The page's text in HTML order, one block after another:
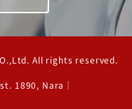
1890, Nara｜
All rights reserved.